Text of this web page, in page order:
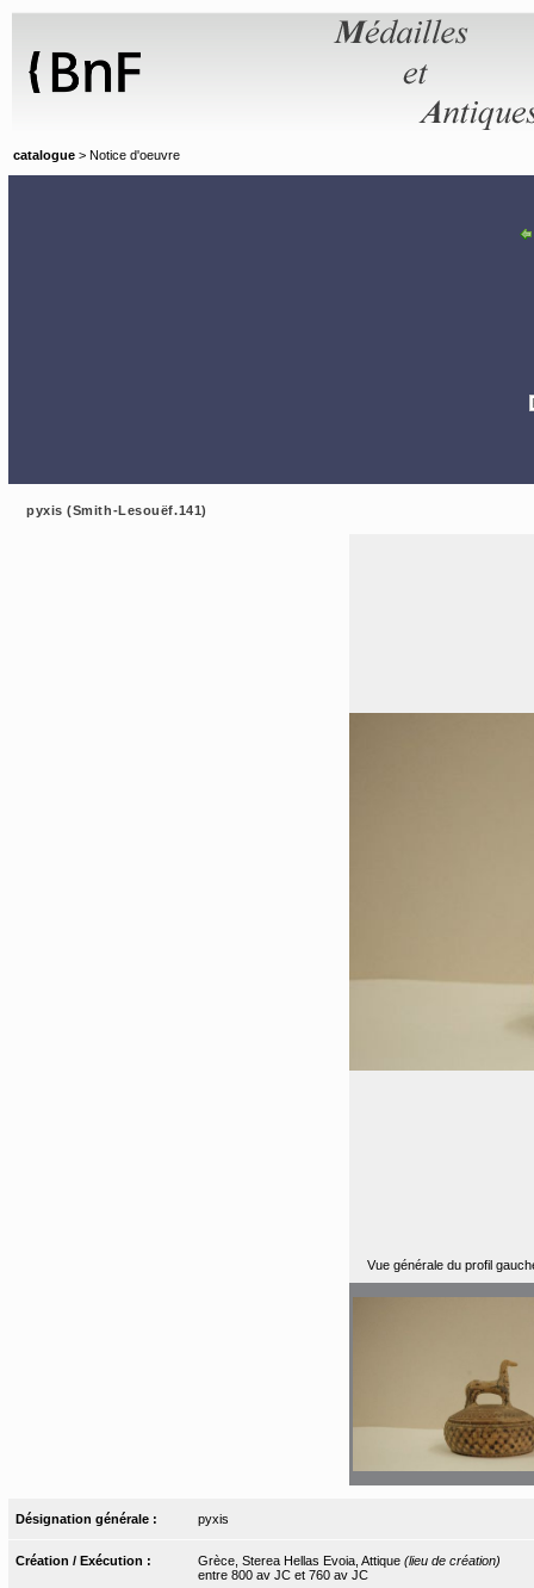
catalogue > Notice d'oeuvre
pyxis (Smith-Lesouëf.141)
Vue générale du profil
Désignation générale : pyxis
Création / Exécution : Grèce, Sterea Hellas Evoia, Attique (lieu de création)
entre 800 av JC et 760 av JC